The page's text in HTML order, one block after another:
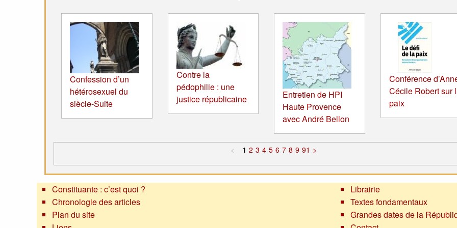
Confession d’un
hétérosexuel du
siècle-Suite
Contre la
pédophilie : une
justice républicaine
Entretien de HPI
Haute Provence
avec André Bellon
Conférence
Cécile Robert sur
paix
< 1 2 3 4 5 6 7 8 9 91 >
Constituante : c’est quoi ?
Chronologie des articles
Plan du site
Librairie
Textes fondamentaux
Grandes dates de la